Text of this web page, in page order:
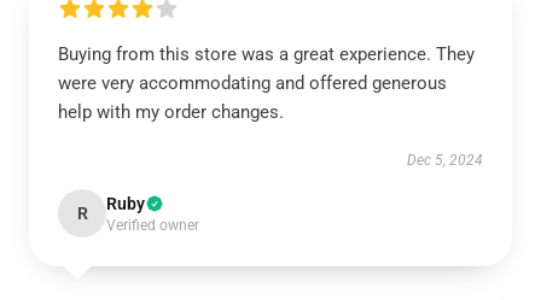
Buying from this store was a great experience. They
were very accommodating and offered generous
help with my order changes.
Dec 5, 2024
R Ruby
Verified owner